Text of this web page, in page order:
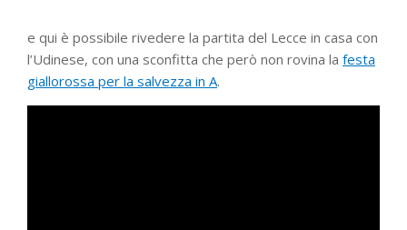
e qui è possibile rivedere la partita del Lecce in casa con
l’Udinese, con una sconfitta che però non rovina la festa
giallorossa per la salvezza in A.